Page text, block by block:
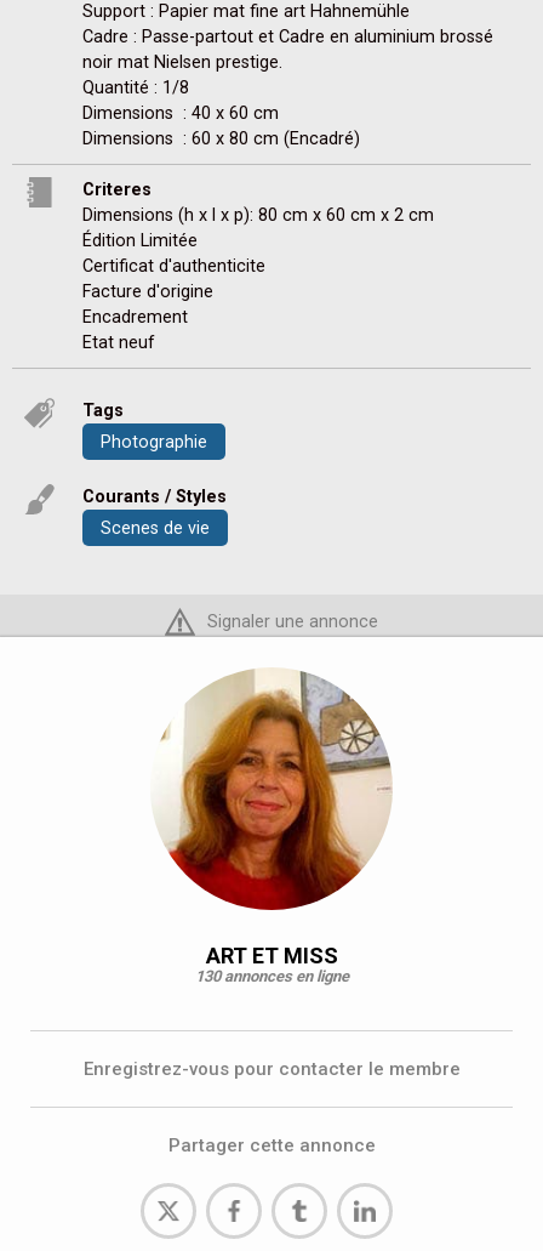
Support : Papier mat fine art Hahnemühle
Cadre : Passe-partout et Cadre en aluminium brossé
noir mat Nielsen prestige.
Quantité : 1/8
Dimensions  : 40 x 60 cm
Dimensions  : 60 x 80 cm (Encadré)
Criteres
Dimensions (h x l x p): 80 cm x 60 cm x 2 cm
Édition Limitée
Certificat d'authenticite
Facture d'origine
Encadrement
Etat neuf
Tags
Photographie
Courants / Styles
Scenes de vie
Signaler une annonce
ART ET MISS
130 annonces en ligne
Enregistrez-vous pour contacter le membre
Partager cette annonce